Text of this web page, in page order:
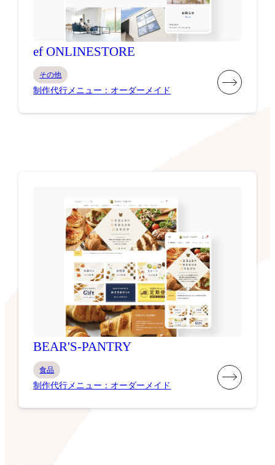
ef ONLINESTORE
その他
制作代行メニュー：オーダーメイド
BEAR'S-PANTRY
食品
制作代行メニュー：オーダーメイド